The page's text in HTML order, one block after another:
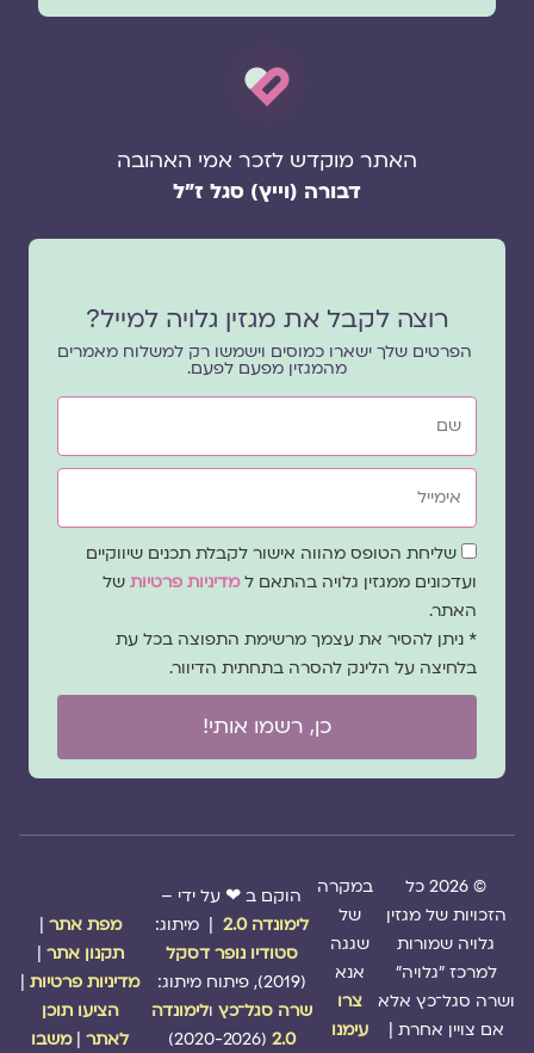
האתר מוקדש לזכר אמי האהובה
דבורה (וייץ) סגל ז"ל
רוצה לקבל את מגזין גלויה למייל?
הפרטים שלך ישארו כמוסים וישמשו רק למשלוח מאמרים
מהמגזין מפעם לפעם.
שם
אימייל
שדהשליחת הטופס מהווה אישור לקבלת תכנים שיווקיים
ועדכונים ממגזין גלויה בהתאם ל מדיניות פרטיותשל
האתר.
* ניתן להסיר את עצמך מרשימת התפוצה בכל עת
בלחיצה על הלינק להסרה בתחתית הדיוור.
כן, רשמו אותי!
© 2026 כל
הזכויות של מגזין
גלויה שמורות
למרכז "גלויה"
ושרה סגל־כץ אלא
אם צויין אחרת |
במקרה
של
שגגה
אנא
צרו
עימנו
הוקם ב ❤ על ידי –
לימונדה 2.0
| מיתוג:
סטודיו נופר דסקל
שרה סגל־כץולימונדה
2.0
(2020-2026)
מפת אתר|
תקנון אתר|
מדיניות פרטיות|
הציעו תוכן
לאתר| משבו